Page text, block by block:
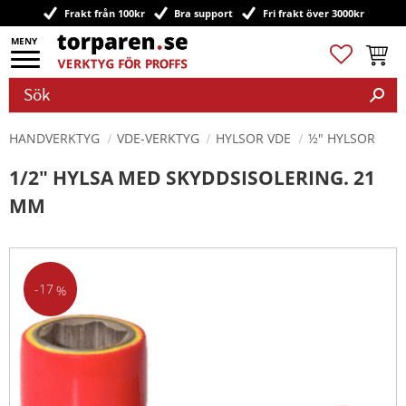
Meny
Frakt från 100kr Bra support Fri frakt över 3000kr
Favoriter
HANDVERKTYG VDE-VERKTYG HYLSOR VDE ½" HYLSOR
1/2" HYLSA MED SKYDDSISOLERING. 21
MM
17%